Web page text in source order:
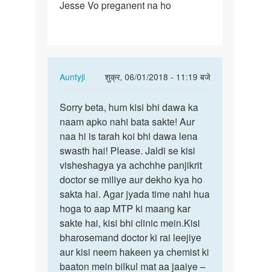
ke
Jesse Vo preganent na ho
Auntyji
शुक्र, 06/01/2018 - 11:19 बजे
In
to
Main
apne
wife
ke
sath
Kal…
by
Alokgiri
Sorry
beta,
hum
kisi
bhi…
Sorry beta, hum kisi bhi dawa ka
naam apko nahi bata sakte! Aur
naa hi is tarah koi bhi dawa lena
swasth hai! Please. Jaldi se kisi
visheshagya ya achchhe panjikrit
doctor se miliye aur dekho kya ho
sakta hai. Agar jyada time nahi hua
hoga to aap MTP ki maang kar
sakte hai, kisi bhi clinic mein.Kisi
bharosemand doctor ki rai leejiye
aur kisi neem hakeen ya chemist ki
baaton mein bilkul mat aa jaaiye –